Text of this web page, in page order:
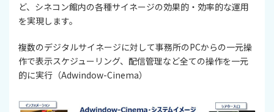
ど、シネコン館内の各種サイネージの効果的・効率的な運用
を実現します。
複数のデジタルサイネージに対して事務所のPCからの一元操
作で表示スケジューリング、配信管理など全ての操作を一元
的に実行（Adwindow-Cinema）